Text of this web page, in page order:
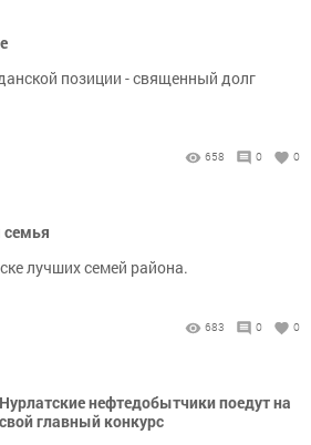
позиции - священный долг
658 0 0
семья
лучших семей района.
683 0 0
Нурлатские нефтедобытчики поедут на
свой главный конкурс